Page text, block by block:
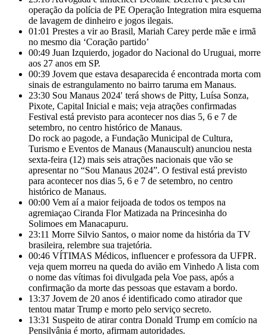
operação da polícia de PE Operação Integration mira esquema
de lavagem de dinheiro e jogos ilegais.
01:01 Prestes a vir ao Brasil, Mariah Carey perde mãe e irmã
no mesmo dia ‘Coração partido’
00:49 Juan Izquierdo, jogador do Nacional do Uruguai, morre
aos 27 anos em SP.
00:39 Jovem que estava desaparecida é encontrada morta com
sinais de estrangulamento no bairro taruma em Manaus.
23:30 Sou Manaus 2024′ terá shows de Pitty, Luísa Sonza,
Pixote, Capital Inicial e mais; veja atrações confirmadas
Festival está previsto para acontecer nos dias 5, 6 e 7 de
setembro, no centro histórico de Manaus.
Do rock ao pagode, a Fundação Municipal de Cultura,
Turismo e Eventos de Manaus (Manauscult) anunciou nesta
sexta-feira (12) mais seis atrações nacionais que vão se
apresentar no “Sou Manaus 2024”. O festival está previsto
para acontecer nos dias 5, 6 e 7 de setembro, no centro
histórico de Manaus.
00:00 Vem aí a maior feijoada de todos os tempos na
agremiaçao Ciranda Flor Matizada na Princesinha do
Solimoes em Manacapuru.
23:11 Morre Silvio Santos, o maior nome da história da TV
brasileira, relembre sua trajetória.
00:46 VÍTIMAS Médicos, influencer e professora da UFPR.
veja quem morreu na queda do avião em Vinhedo A lista com
o nome das vítimas foi divulgada pela Voe pass, após a
confirmação da morte das pessoas que estavam a bordo.
13:37 Jovem de 20 anos é identificado como atirador que
tentou matar Trump e morto pelo serviço secreto.
13:31 Suspeito de atirar contra Donald Trump em comício na
Pensilvânia é morto, afirmam autoridades.